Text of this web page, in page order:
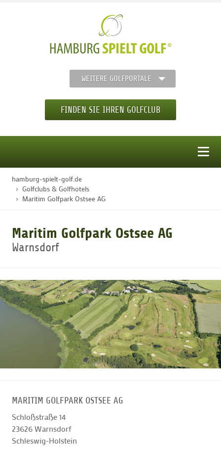
WEITERE GOLFPORTALE
FINDEN SIE IHREN GOLFCLUB
STARTSEITE
GOLFTURNIERE
GOLF CARD
MITGLIEDSCHAFT
hamburg-spielt-golf.de
Golfclubs & Golfhotels
Maritim Golfpark Ostsee AG
Maritim Golfpark Ostsee AG
Warnsdorf
MARITIM GOLFPARK OSTSEE AG
Schloßstraße 14
23626Warnsdorf
Schleswig-Holstein